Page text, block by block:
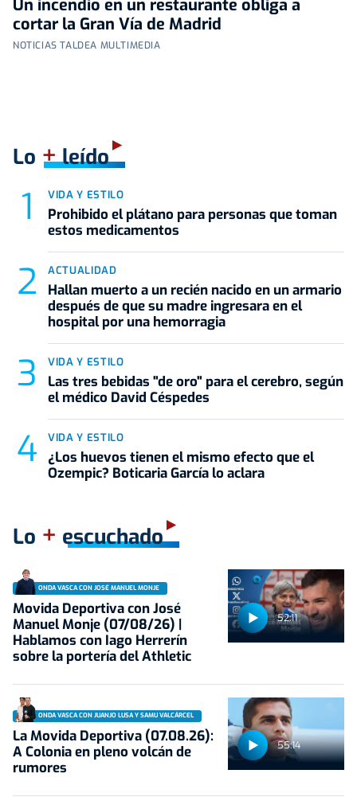
Un incendio en un restaurante obliga a
cortar la Gran Vía de Madrid
NOTICIAS TALDEA MULTIMEDIA
Lo +leído
VIDA Y ESTILO
Prohibido el plátano para personas que toman
estos medicamentos
ACTUALIDAD
Hallan muerto a un recién nacido en un armario
después de que su madre ingresara en el
hospital por una hemorragia
VIDA Y ESTILO
Las tres bebidas "de oro" para el cerebro, según
el médico David Céspedes
VIDA Y ESTILO
¿Los huevos tienen el mismo efecto que el
Ozempic? Boticaria García lo aclara
Lo + escuchado
52:11
ONDA VASCA CON JOSÉ MANUEL MONJE
Movida Deportiva con José
Manuel Monje (07/08/26) |
Hablamos con Iago Herrerín
sobre la portería del Athletic
55:14
ONDA VASCA CON JUANJO LUSA Y SAMU VALCÁRCEL
La Movida Deportiva (07.08.26):
A Colonia en pleno volcán de
rumores